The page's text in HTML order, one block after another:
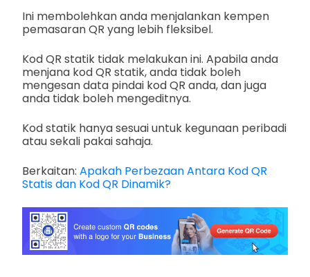
Ini membolehkan anda menjalankan kempen
pemasaran QR yang lebih fleksibel.
Kod QR statik tidak melakukan ini. Apabila anda
menjana kod QR statik, anda tidak boleh
mengesan data pindai kod QR anda, dan juga
anda tidak boleh mengeditnya.
Kod statik hanya sesuai untuk kegunaan peribadi
atau sekali pakai sahaja.
Berkaitan: Apakah Perbezaan Antara Kod QR
Statis dan Kod QR Dinamik?